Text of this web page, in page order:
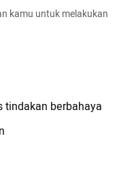
kamu untuk melakukan
tindakan berbahaya